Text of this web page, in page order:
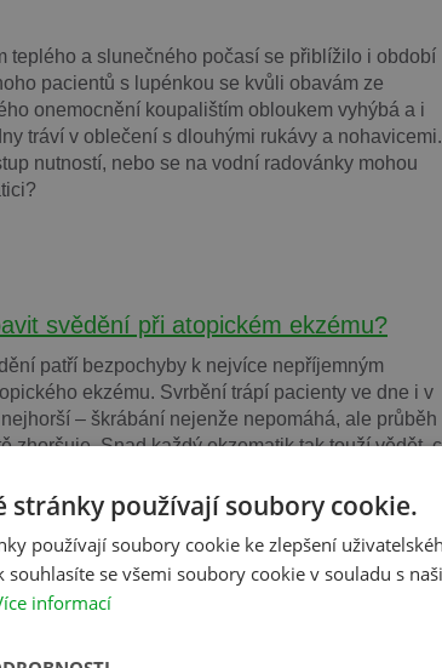
teplého a slunečného počasí se přiblížilo i období
pacientů s lupénkou se kvůli obavám ze
onemocnění koupalištím obloukem vyhýbá a i
tráví v oblečení s dlouhými rukávy a nohavicemi.
nutností, nebo se na vodní radovánky mohou
svědění při atopickém ekzému?
patří bezpochyby k nejvíce nepříjemným
ekzému. Svrbění trápí pacienty ve dne i v
– škrábání nejenže nepomáhá, ale průběh
zhoršuje. Snad každý ekzematik tak touží vědět,
o pokožku s atopickým ekzémem
stránky používají soubory cookie.
používají soubory cookie ke zlepšení
souhlasíte se všemi soubory cookie v souladu s
informací